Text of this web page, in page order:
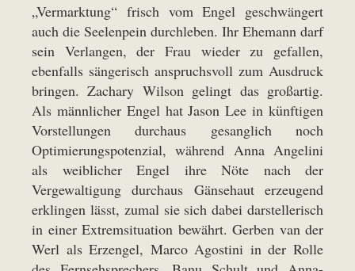
„Vermarktung“ frisch vom Engel geschwängert
auch die Seelenpein durchleben. Ihr Ehemann darf
sein Verlangen, der Frau wieder zu gefallen,
ebenfalls sängerisch anspruchsvoll zum Ausdruck
bringen. Zachary Wilson gelingt das großartig.
Als männlicher Engel hat Jason Lee in künftigen
Vorstellungen durchaus gesanglich noch
Optimierungspotenzial, während Anna Angelini
als weiblicher Engel ihre Nöte nach der
Vergewaltigung durchaus Gänsehaut erzeugend
erklingen lässt, zumal sie sich dabei darstellerisch
in einer Extremsituation bewährt. Gerben van der
Werl als Erzengel, Marco Agostini in der Rolle